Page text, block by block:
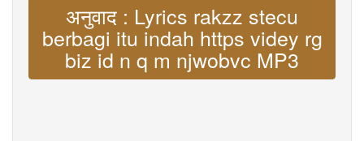
अनुवाद : Lyrics rakzz stecu
berbagi itu indah https videy rg
biz id n q m njwobvc MP3